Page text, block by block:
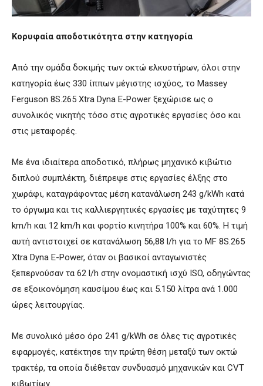
Κορυφαία αποδοτικότητα στην κατηγορία
Από την ομάδα δοκιμής των οκτώ ελκυστήρων, όλοι στην
κατηγορία έως 330 ίππων μέγιστης ισχύος, το Massey
Ferguson 8S.265 Xtra Dyna E-Power ξεχώρισε ως ο
συνολικός νικητής τόσο στις αγροτικές εργασίες όσο και
στις μεταφορές.
Με ένα ιδιαίτερα αποδοτικό, πλήρως μηχανικό κιβώτιο
διπλού συμπλέκτη, διέπρεψε στις εργασίες έλξης στο
χωράφι, καταγράφοντας μέση κατανάλωση 243 g/kWh κατά
το όργωμα και τις καλλιεργητικές εργασίες με ταχύτητες 9
km/h και 12 km/h και φορτίο κινητήρα 100% και 60%. Η τιμή
αυτή αντιστοιχεί σε κατανάλωση 56,88 l/h για το MF 8S.265
Xtra Dyna E-Power, όταν οι βασικοί ανταγωνιστές
ξεπερνούσαν τα 62 l/h στην ονομαστική ισχύ ISO, οδηγώντας
σε εξοικονόμηση καυσίμου έως και 5.150 λίτρα ανά 1.000
ώρες λειτουργίας.
Με συνολικό μέσο όρο 241 g/kWh σε όλες τις αγροτικές
εφαρμογές, κατέκτησε την πρώτη θέση μεταξύ των οκτώ
τρακτέρ, τα οποία διέθεταν συνδυασμό μηχανικών και CVT
κιβωτίων.